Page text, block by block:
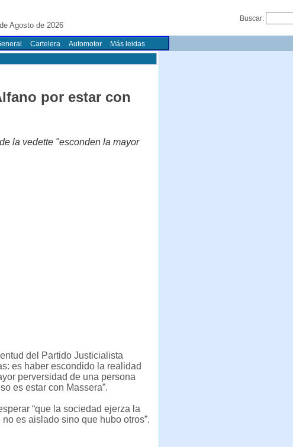
Agosto de 2026
Buscar:
Cartelera Automotor Más leidas
por estar con
la vedette "esconden la mayor
del Partido Justicialista
es haber escondido la realidad
perversidad de una persona
es estar con Massera”.
“que la sociedad ejerza la
es aislado sino que hubo otros”.